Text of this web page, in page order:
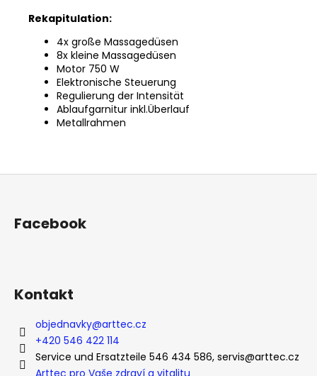
Rekapitulation:
4x große Massagedüsen
8x kleine Massagedüsen
Motor 750 W
Elektronische Steuerung
Regulierung der Intensität
Ablaufgarnitur inkl.Überlauf
Metallrahmen
Facebook
Kontakt
objednavky@arttec.cz
+420 546 422 114
Service und Ersatzteile 546 434 586, servis@arttec.cz